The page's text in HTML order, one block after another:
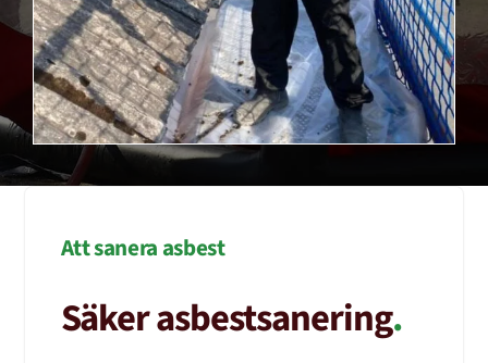
Att sanera asbest
Säker asbestsanering.